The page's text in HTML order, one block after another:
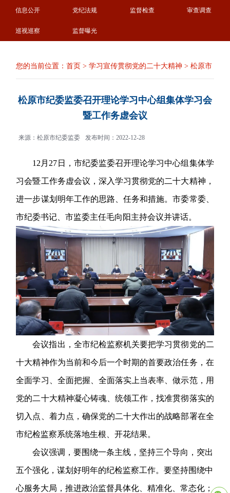
信息公开 党纪法规 监督检查 审查调查
巡视巡察 监督曝光
您的当前位置：首页 >学习宣传贯彻党的二十大精神 >松原市
松原市纪委监委召开理论学习中心组集体学习会
暨工作务虚会议
来源：松原市纪委监委 发布时间：2022-12-28
12月27日，市纪委监委召开理论学习中心组集体学
习会暨工作务虚会议，深入学习贯彻党的二十大精神，
进一步谋划明年工作的思路、任务和措施。市委常委、
市纪委书记、市监委主任毛向阳主持会议并讲话。
会议指出，全市纪检监察机关要把学习贯彻党的二
十大精神作为当前和今后一个时期的首要政治任务，在
全面学习、全面把握、全面落实上当表率、做示范，用
党的二十大精神凝心铸魂、统领工作，找准贯彻落实的
切入点、着力点，确保党的二十大作出的战略部署在全
市纪检监察系统落地生根、开花结果。
会议强调，要围绕一条主线，坚持三个导向，突出
五个强化，谋划好明年的纪检监察工作。要坚持围绕中
心服务大局，推进政治监督具体化、精准化、常态化；